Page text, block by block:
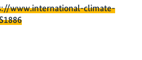
www.international-climate-